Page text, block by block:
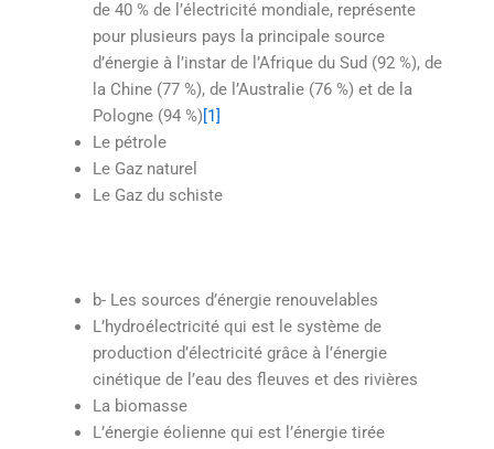
de 40 % de l’électricité mondiale, représente
pour plusieurs pays la principale source
d’énergie à l’instar de l’Afrique du Sud (92 %), de
la Chine (77 %), de l’Australie (76 %) et de la
Pologne (94 %)[1]
Le pétrole
Le Gaz naturel
Le Gaz du schiste
b- Les sources d’énergie renouvelables
L’hydroélectricité qui est le système de
production d’électricité grâce à l’énergie
cinétique de l’eau des fleuves et des rivières
La biomasse
L’énergie éolienne qui est l’énergie tirée